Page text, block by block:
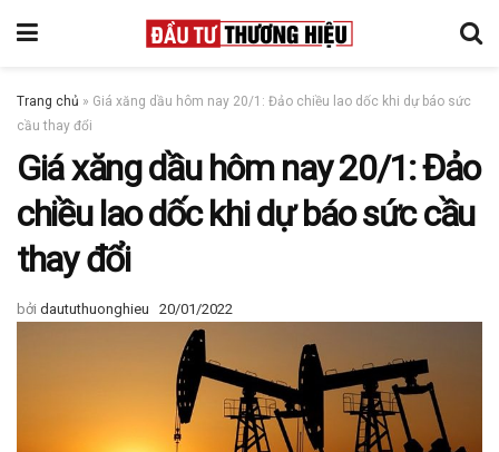
Trang chủ » Giá xăng dầu hôm nay 20/1: Đảo chiều lao dốc khi dự báo sức
cầu thay đổi
Giá xăng dầu hôm nay 20/1: Đảo
chiều lao dốc khi dự báo sức cầu
thay đổi
bởi daututhuonghieu 20/01/2022